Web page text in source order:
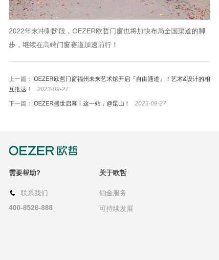
2022年末冲刺阶段，OEZER欧哲门窗也将加快布局全国渠道的脚
步，继续在高端门窗赛道加速前行！
上一篇： OEZER欧哲门窗福州未来艺术馆开启『自由通道』！艺术&设计的相
互抵达！
2023-09-27
下一篇： OEZER盛世启幕丨这一站，@昆山！ 2023-09-27
需要帮助?
联系我们
400-8526-888
关于欧哲
铂金服务
可持续发展